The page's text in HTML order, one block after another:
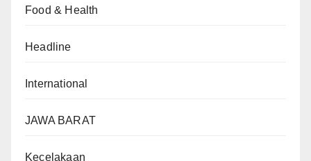
Food & Health
Headline
International
JAWA BARAT
Kecelakaan